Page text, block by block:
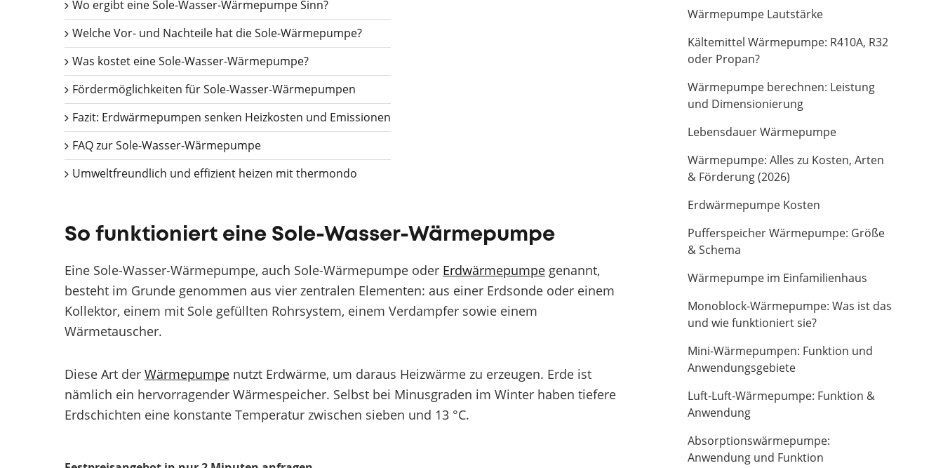
Wo ergibt eine Sole-Wasser-Wärmepumpe Sinn?
Welche Vor- und Nachteile hat die Sole-Wärmepumpe?
Was kostet eine Sole-Wasser-Wärmepumpe?
Fördermöglichkeiten für Sole-Wasser-Wärmepumpen
Fazit: Erdwärmepumpen senken Heizkosten und Emissionen
FAQ zur Sole-Wasser-Wärmepumpe
Umweltfreundlich und effizient heizen mit thermondo
So funktioniert eine Sole-Wasser-Wärmepumpe
Eine Sole-Wasser-Wärmepumpe, auch Sole-Wärmepumpe oder Erdwärmepumpe genannt,
besteht im Grunde genommen aus vier zentralen Elementen: aus einer Erdsonde oder einem
Kollektor, einem mit Sole gefüllten Rohrsystem, einem Verdampfer sowie einem
Wärmetauscher.
Diese Art der Wärmepumpe nutzt Erdwärme, um daraus Heizwärme zu erzeugen. Erde ist
nämlich ein hervorragender Wärmespeicher. Selbst bei Minusgraden im Winter haben tiefere
Erdschichten eine konstante Temperatur zwischen sieben und 13 °C.
Wärmepumpe Lautstärke
Kältemittel Wärmepumpe: R410A, R32
oder Propan?
Wärmepumpe berechnen: Leistung
und Dimensionierung
Lebensdauer Wärmepumpe
Wärmepumpe: Alles zu Kosten, Arten
& Förderung (2026)
Erdwärmepumpe Kosten
Pufferspeicher Wärmepumpe: Größe
& Schema
Wärmepumpe im Einfamilienhaus
Monoblock-Wärmepumpe: Was ist das
und wie funktioniert sie?
Mini-Wärmepumpen: Funktion und
Anwendungsgebiete
Luft-Luft-Wärmepumpe: Funktion &
Anwendung
Absorptionswärmepumpe:
Anwendung und Funktion